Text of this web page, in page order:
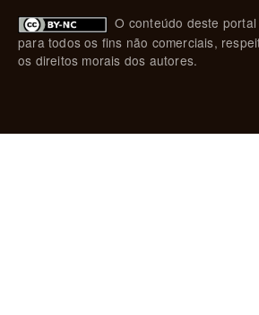
O conteúdo deste
para todos os fins não comerciais,
os direitos morais dos autores.